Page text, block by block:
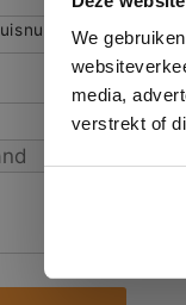
We
media,
verstrekt of